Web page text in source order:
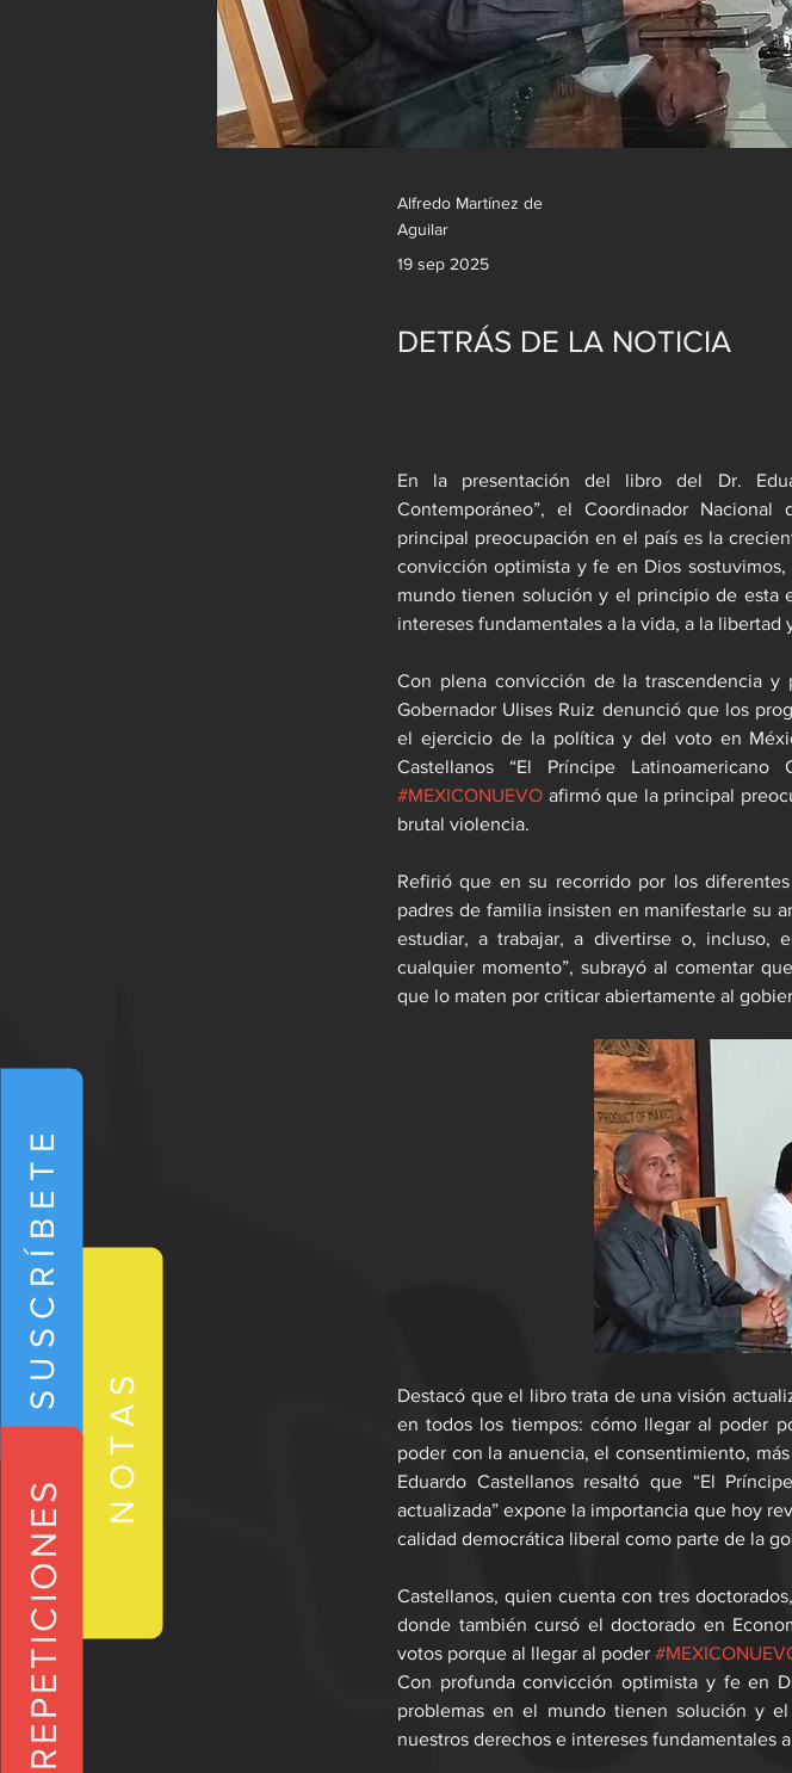
NOTAS
SUSCRÍBETE
REPETICIONES
Alfredo Martínez de
Aguilar
19 sep 2025
DETRÁS DE LA NOTICIA
En la presentación del libro del Dr.
Contemporáneo”, el Coordinador Nacional
principal preocupación en el país es la
convicción optimista y fe en Dios
mundo tienen solución y el principio de esta
intereses fundamentales a la vida, a la libertad
Con plena convicción de la trascendencia
Gobernador Ulises Ruiz denunció que los
el ejercicio de la política y del voto en
#MEXICONUEVO afirmó que la principal
brutal violencia.
Refirió que en su recorrido por los
padres de familia insisten en manifestarle su
estudiar, a trabajar, a divertirse o, incluso,
cualquier momento”, subrayó al comentar
que lo maten por criticar abiertamente al
Destacó que el libro trata de una visión
en todos los tiempos: cómo llegar al poder
poder con la anuencia, el consentimiento,
Eduardo Castellanos resaltó que “El
actualizada” expone la importancia que hoy
calidad democrática liberal como parte de la
Castellanos, quien cuenta con tres
donde también cursó el doctorado en
votos porque al llegar al poder
Con profunda convicción optimista y fe en
problemas en el mundo tienen solución y
nuestros derechos e intereses fundamentales